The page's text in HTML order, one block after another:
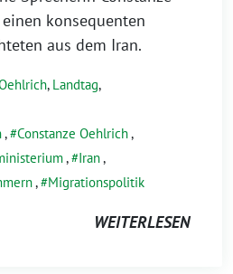
konsequenten
aus dem Iran.
, Landtag,
, Constanze Oehlrich,
, Iran,
, Migrationspolitik
WEITERLESEN